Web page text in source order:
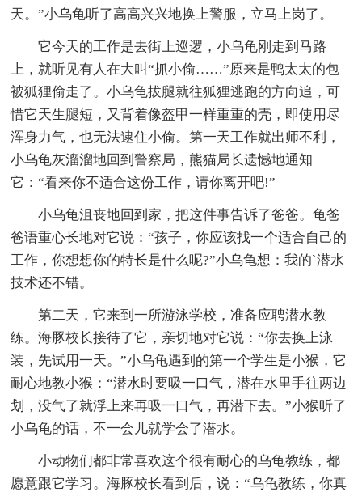
天。”小乌龟听了高高兴兴地换上警服，立马上岗了。
它今天的工作是去街上巡逻，小乌龟刚走到马路
上，就听见有人在大叫“抓小偷……”原来是鸭太太的包
被狐狸偷走了。小乌龟拔腿就往狐狸逃跑的方向追，可
惜它天生腿短，又背着像盔甲一样重重的壳，即使用尽
浑身力气，也无法逮住小偷。第一天工作就出师不利，
小乌龟灰溜溜地回到警察局，熊猫局长遗憾地通知
它：“看来你不适合这份工作，请你离开吧!”
小乌龟沮丧地回到家，把这件事告诉了爸爸。龟爸
爸语重心长地对它说：“孩子，你应该找一个适合自己的
工作，你想想你的特长是什么呢?”小乌龟想：我的`潜水
技术还不错。
第二天，它来到一所游泳学校，准备应聘潜水教
练。海豚校长接待了它，亲切地对它说：“你去换上泳
装，先试用一天。”小乌龟遇到的第一个学生是小猴，它
耐心地教小猴：“潜水时要吸一口气，潜在水里手往两边
划，没气了就浮上来再吸一口气，再潜下去。”小猴听了
小乌龟的话，不一会儿就学会了潜水。
小动物们都非常喜欢这个很有耐心的乌龟教练，都
愿意跟它学习。海豚校长看到后，说：“乌龟教练，你真